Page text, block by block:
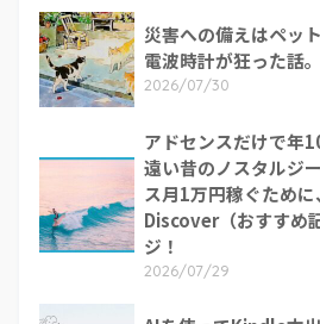
災害への備えはペッ
電波時計が狂った話。
2026/07/30
アドセンスだけで年
遠い昔のノスタルジ
ス月1万円稼ぐため
Discover（おすすめ
ジ！
2026/07/29